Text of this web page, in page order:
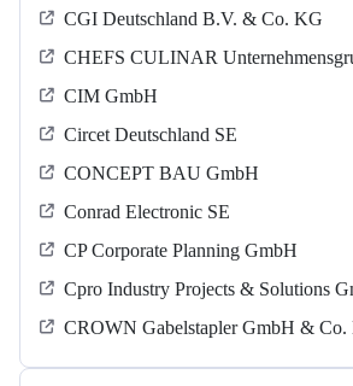
CGI Deutschland B.V. & Co. KG
CHEFS CULINAR
CIM GmbH
Circet Deutschland SE
CONCEPT BAU GmbH
Conrad Electronic SE
CP Corporate Planning GmbH
Cpro Industry Projects & Solutions
CROWN Gabelstapler GmbH & Co.